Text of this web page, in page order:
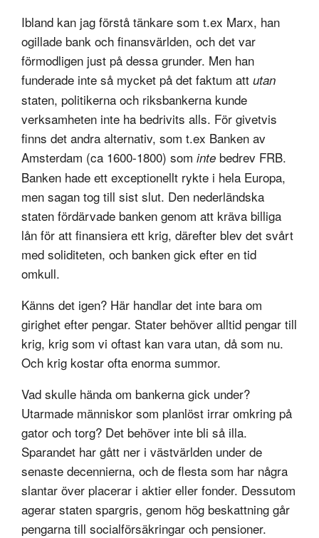
Ibland kan jag förstå tänkare som t.ex Marx, han
ogillade bank och finansvärlden, och det var
förmodligen just på dessa grunder. Men han
funderade inte så mycket på det faktum att utan
staten, politikerna och riksbankerna kunde
verksamheten inte ha bedrivits alls. För givetvis
finns det andra alternativ, som t.ex Banken av
Amsterdam (ca 1600-1800) som inte bedrev FRB.
Banken hade ett exceptionellt rykte i hela Europa,
men sagan tog till sist slut. Den nederländska
staten fördärvade banken genom att kräva billiga
lån för att finansiera ett krig, därefter blev det svårt
med soliditeten, och banken gick efter en tid
omkull.
Känns det igen? Här handlar det inte bara om
girighet efter pengar. Stater behöver alltid pengar till
krig, krig som vi oftast kan vara utan, då som nu.
Och krig kostar ofta enorma summor.
Vad skulle hända om bankerna gick under?
Utarmade människor som planlöst irrar omkring på
gator och torg? Det behöver inte bli så illa.
Sparandet har gått ner i västvärlden under de
senaste decennierna, och de flesta som har några
slantar över placerar i aktier eller fonder. Dessutom
agerar staten spargris, genom hög beskattning går
pengarna till socialförsäkringar och pensioner.